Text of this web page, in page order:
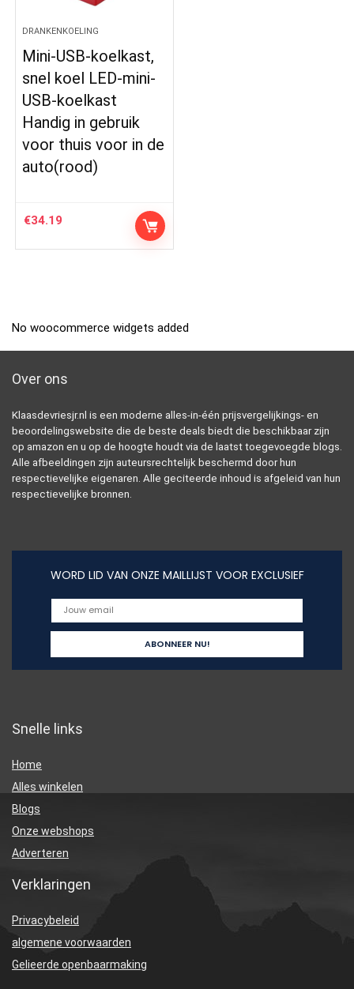
DRANKENKOELING
Mini-USB-koelkast,
snel koel LED-mini-
USB-koelkast
Handig in gebruik
voor thuis voor in de
auto(rood)
€34.19
No woocommerce widgets added
Over ons
Klaasdevriesjr.nl is een moderne alles-in-één prijsvergelijkings- en
beoordelingswebsite die de beste deals biedt die beschikbaar zijn
op amazon en u op de hoogte houdt via de laatst toegevoegde blogs.
Alle afbeeldingen zijn auteursrechtelijk beschermd door hun
respectievelijke eigenaren. Alle geciteerde inhoud is afgeleid van hun
respectievelijke bronnen.
WORD LID VAN ONZE MAILLIJST VOOR EXCLUSIEF
Snelle links
Home
Alles winkelen
Blogs
Onze webshops
Adverteren
Verklaringen
Privacybeleid
algemene voorwaarden
Gelieerde openbaarmaking